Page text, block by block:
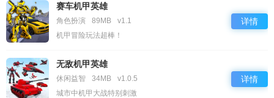
赛车机甲英雄
角色扮演 89MB
v1.1
机甲冒险玩法超棒！
详情
无敌机甲英雄
休闲益智 34MB
v1.0.5
城市中机甲大战特别刺激
详情